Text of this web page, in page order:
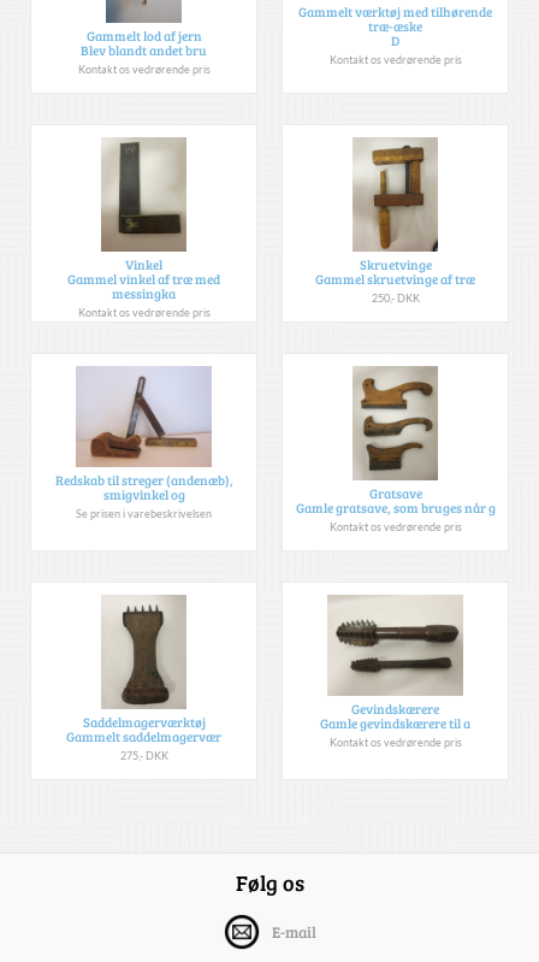
Gammelt lod af jern
Blev blandt andet bru
Kontakt os vedrørende pris
Gammelt værktøj med tilhørende
træ-æske
D
Kontakt os vedrørende pris
Vinkel
Gammel vinkel af træ med
messingka
Kontakt os vedrørende pris
Skruetvinge
Gammel skruetvinge af træ
250,- DKK
Redskab til streger (andenæb),
smigvinkel og
Se prisen i varebeskrivelsen
Gratsave
Gamle gratsave, som bruges når g
Kontakt os vedrørende pris
Saddelmagerværktøj
Gammelt saddelmagervær
275,- DKK
Gevindskærere
Gamle gevindskærere til a
Kontakt os vedrørende pris
Følg os
E-mail